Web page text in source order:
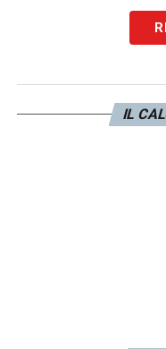
scorso anno è
allenatore per la
ciclo con ragazzi
IL